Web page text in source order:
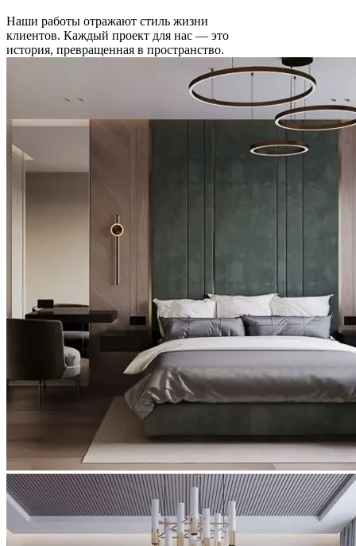
Наши работы отражают стиль жизни
клиентов. Каждый проект для нас — это
история, превращенная в пространство.